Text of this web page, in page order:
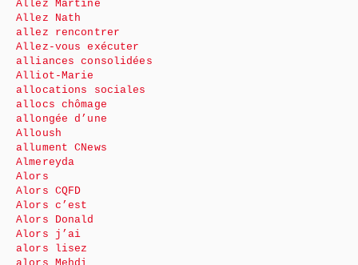
Allez Martine
Allez Nath
allez rencontrer
Allez-vous exécuter
alliances consolidées
Alliot-Marie
allocations sociales
allocs chômage
allongée d’une
Alloush
allument CNews
Almereyda
Alors
Alors CQFD
Alors c’est
Alors Donald
Alors j’ai
alors lisez